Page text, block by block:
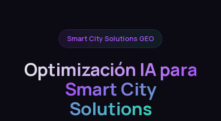
Smart City Solutions GEO
Optimización IA para
Smart City
Solutions